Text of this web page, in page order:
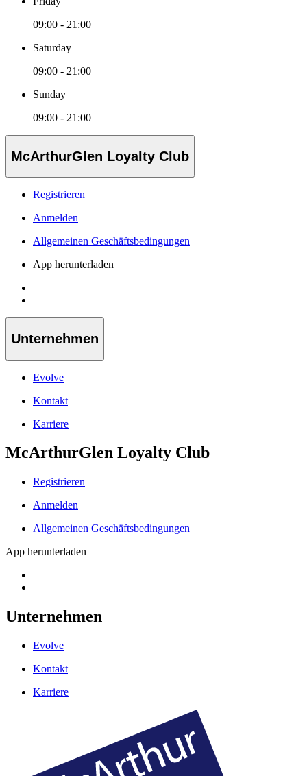
09:00 - 21:00
Saturday
09:00 - 21:00
Sunday
09:00 - 21:00
McArthurGlen Loyalty Club
Registrieren
Anmelden
Allgemeinen Geschäftsbedingungen
App herunterladen
Unternehmen
Evolve
Kontakt
Karriere
McArthurGlen Loyalty Club
Registrieren
Anmelden
Allgemeinen Geschäftsbedingungen
App herunterladen
Unternehmen
Evolve
Kontakt
Karriere